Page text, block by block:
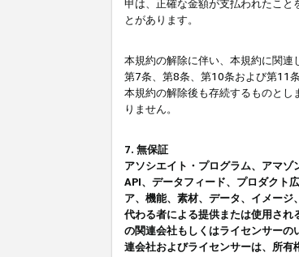
甲は、正確な金額が支払われたこと
とがあります。
本規約の解除に伴い、本規約に関連
第7条、第8条、第10条および第11
本規約の解除後も存続するものと
りません。
7. 無保証
アソシエイト・プログラム、アマ
API、データフィード、プロダクト
ア、機能、素材、データ、イメー
代わる者による提供または使用され
の関連会社もしくはライセンサー
連会社およびライセンサーは、所有